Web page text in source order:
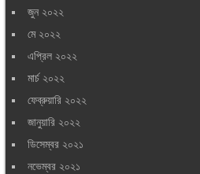
জুন ২০২২
মে ২০২২
এপ্রিল ২০২২
মার্চ ২০২২
ফেব্রুয়ারি ২০২২
জানুয়ারি ২০২২
ডিসেম্বর ২০২১
নভেম্বর ২০২১